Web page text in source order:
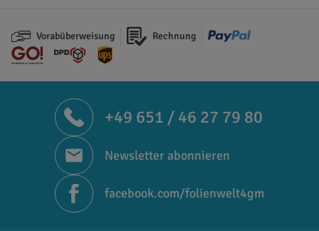
Vorabüberweisung Rechnung
+49 651 / 46 27 79 80
Newsletter abonnieren
facebook.com/folienwelt4gm